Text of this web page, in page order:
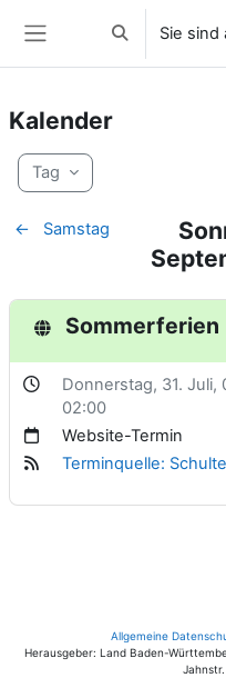
Website-Übersicht
Sucheingabe
Sie sind
Kalender
Tag
← Samstag
Sommerferien
Donnerstag, 31. Juli,
02:00
Website-Termin
Terminquelle:
Allgemeine
Herausgeber: Land Baden-